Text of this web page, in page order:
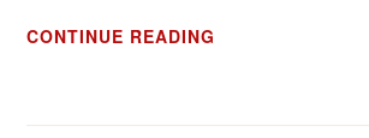
CONTINUE READING